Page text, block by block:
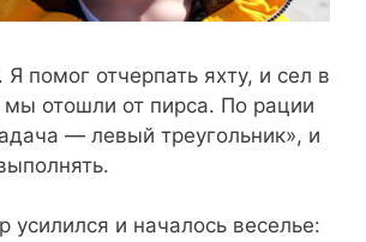
Я помог отчерпать яхту, и сел в
мы отошли от пирса. По рации
— левый треугольник», и
усилился и началось веселье: